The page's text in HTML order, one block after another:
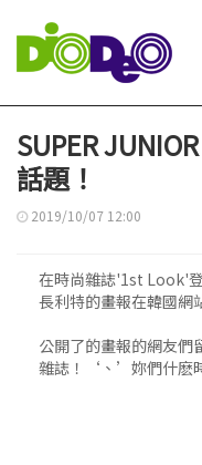
SUPER
話題！
2019/10/07 12:00
在時尚雜誌'1st Look'
長利特的畫報在韓國網
公開了的畫報的網友
雜誌！‘、’妳們什麽